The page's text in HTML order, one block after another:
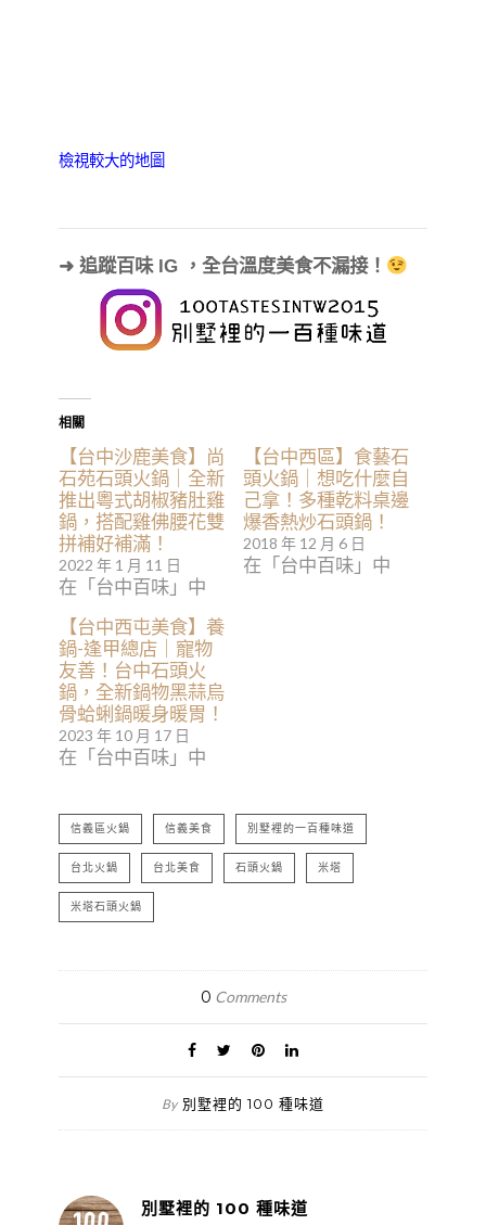
檢視較大的地圖
➜ 追蹤百味 IG ，全台溫度美食不漏接！
相關
【台中沙鹿美食】尚
石苑石頭火鍋｜全新
推出粵式胡椒豬肚雞
鍋，搭配雞佛腰花雙
拼補好補滿！
2022 年 1 月 11 日
在「台中百味」中
【台中西區】食藝石
頭火鍋｜想吃什麼自
己拿！多種乾料桌邊
爆香熱炒石頭鍋！
2018 年 12 月 6 日
在「台中百味」中
【台中西屯美食】養
鍋-逢甲總店｜寵物
友善！台中石頭火
鍋，全新鍋物黑蒜烏
骨蛤蜊鍋暖身暖胃！
2023 年 10 月 17 日
在「台中百味」中
信義區火鍋 信義美食 別墅裡的一百種味道
台北火鍋 台北美食 石頭火鍋 米塔
米塔石頭火鍋
0 Comments
By 別墅裡的 100 種味道
別墅裡的 100 種味道